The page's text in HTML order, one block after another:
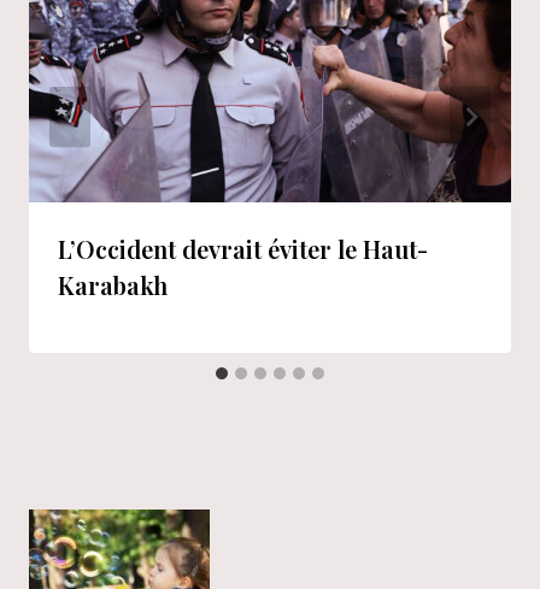
L’Occident devrait éviter le Haut-
Karabakh